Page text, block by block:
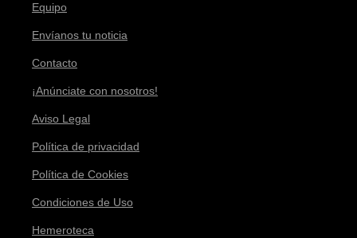
Equipo
Envíanos tu noticia
Contacto
¡Anúnciate con nosotros!
Aviso Legal
Política de privacidad
Política de Cookies
Condiciones de Uso
Hemeroteca